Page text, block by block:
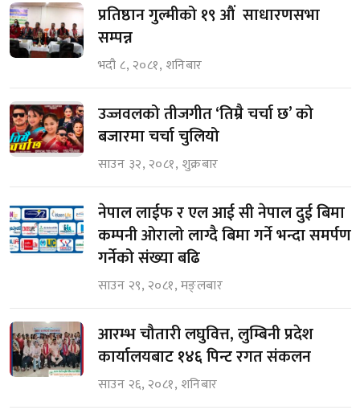
प्रतिष्ठान गुल्मीको १९ औं साधारणसभा
सम्पन्न
भदौ ८, २०८१, शनिबार
उज्जवलको तीजगीत ‘तिम्रै चर्चा छ’ को
बजारमा चर्चा चुलियो
साउन ३२, २०८१, शुक्रबार
नेपाल लाईफ र एल आई सी नेपाल दुई बिमा
कम्पनी ओरालो लाग्दै बिमा गर्ने भन्दा समर्पण
गर्नेको संख्या बढि
साउन २९, २०८१, मङ्लबार
आरम्भ चौतारी लघुवित्त, लुम्बिनी प्रदेश
कार्यालयबाट १४६ पिन्ट रगत संकलन
साउन २६, २०८१, शनिबार